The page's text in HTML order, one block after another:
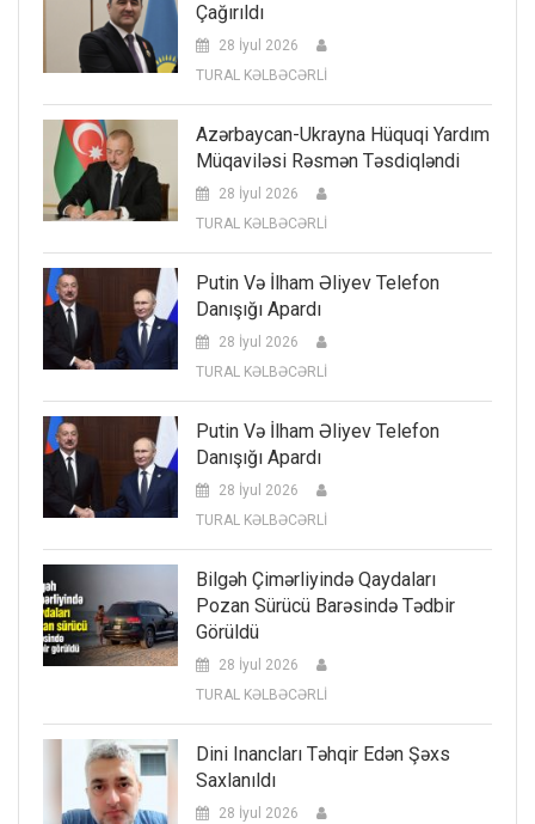
Çağırıldı
28 İyul 2026
TURAL KƏLBƏCƏRLİ
Azərbaycan-Ukrayna Hüquqi Yardım
Müqaviləsi Rəsmən Təsdiqləndi
28 İyul 2026
TURAL KƏLBƏCƏRLİ
Putin Və İlham Əliyev Telefon
Danışığı Apardı
28 İyul 2026
TURAL KƏLBƏCƏRLİ
Putin Və İlham Əliyev Telefon
Danışığı Apardı
28 İyul 2026
TURAL KƏLBƏCƏRLİ
Bilgəh Çimərliyində Qaydaları
Pozan Sürücü Barəsində Tədbir
Görüldü
28 İyul 2026
TURAL KƏLBƏCƏRLİ
Dini Inancları Təhqir Edən Şəxs
Saxlanıldı
28 İyul 2026